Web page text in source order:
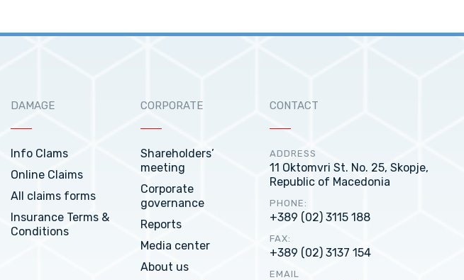
DAMAGE
Info Clams
Online Claims
All claims forms
Insurance Terms &
Conditions
CORPORATE
Shareholders’
meeting
Corporate
governance
Reports
Media center
About us
CONTACT
ADDRESS
11 Oktomvri St. No. 25, Skopje,
Republic of Macedonia
PHONE:
+389 (02) 3115 188
FAX:
+389 (02) 3137 154
EMAIL